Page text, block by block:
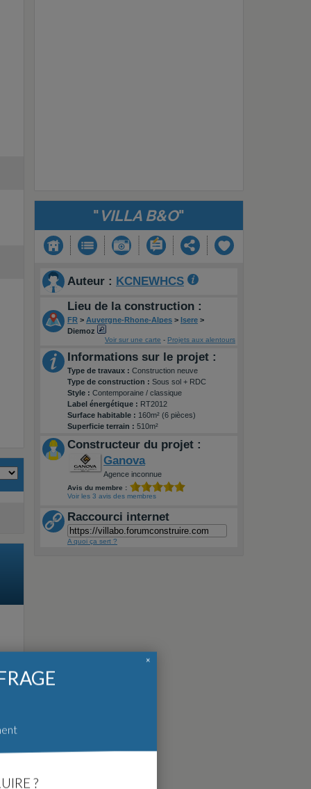
"VILLA B&O"
Auteur : KCNEWHCS
Lieu de la construction :
FR > Auvergne-Rhone-Alpes > Isere >
Diemoz
Voir sur une carte - Projets aux alentours
Informations sur le projet :
Type de travaux : Construction neuve
Type de construction : Sous sol + RDC
Style : Contemporaine / classique
Label énergétique : RT2012
Surface habitable : 160m² (6 pièces)
Superficie terrain : 510m²
Constructeur du projet :
Ganova
Agence inconnue
Avis du membre :
Voir les 3 avis des membres
Raccourci internet
A quoi ça sert ?
?
×